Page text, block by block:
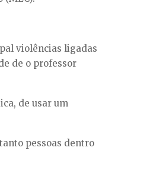
violências ligadas
de o professor
de usar um
pessoas dentro